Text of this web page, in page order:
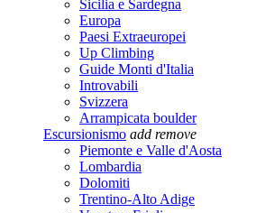
Sicilia e Sardegna
Europa
Paesi Extraeuropei
Up Climbing
Guide Monti d'Italia
Introvabili
Svizzera
Arrampicata boulder
Escursionismo add remove
Piemonte e Valle d'Aosta
Lombardia
Dolomiti
Trentino-Alto Adige